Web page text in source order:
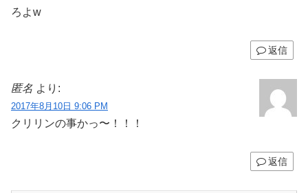
ろよw
返信
匿名 より:
2017年8月10日 9:06 PM
クリリンの事かっ〜！！！
返信